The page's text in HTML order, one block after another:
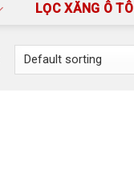
LỌC XĂNG Ô TÔ